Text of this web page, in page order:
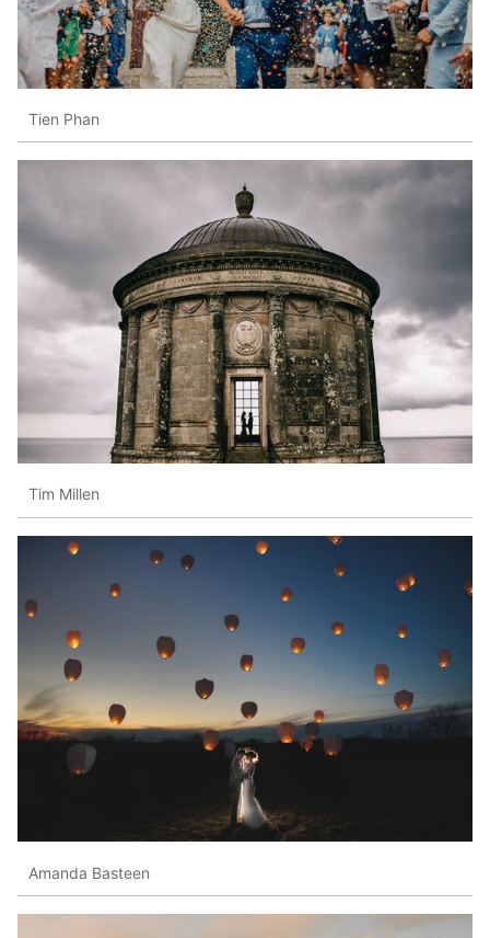
Tien Phan
Tim Millen
Amanda Basteen